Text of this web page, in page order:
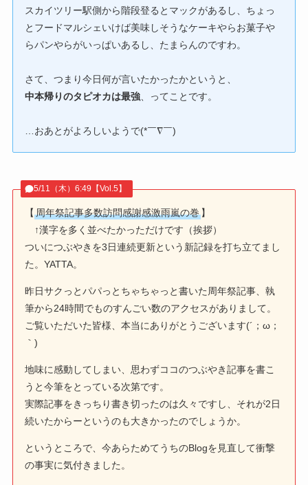
スカイツリー駅側から階段登るとマックがあるし、ちょっ
とフードマルシェいけば美味しそうなケーキやらお菓子や
らパンやらがいっぱいあるし、たまらんのですわ。
さて、つまり今日何が言いたかったかというと、
中本帰りのタピオカは最強、ってことです。
…おあとがよろしいようで(*￣∇￣)
5/11（木）6:49【Vol.5】
【周年祭記事多数訪問感謝感激雨嵐の巻 】
↑漢字を多く並べたかっただけです（挨拶）
ついにつぶやきを3日連続更新という新記録を打ち立てまし
た。YATTA。
昨日サクっとパパっとちゃちゃっと書いた周年祭記事、執
筆から24時間でものすんごい数のアクセスがありまして。
ご覧いただいた皆様、本当にありがとうございます(´；ω；
｀)
地味に感動してしまい、思わずココのつぶやき記事を書こ
うと今筆をとっている次第です。
実際記事をきっちり書き切ったのは久々ですし、それが2日
続いたからーというのも大きかったのでしょうか。
というところで、今あらためてうちのBlogを見直して衝撃
の事実に気付きました。